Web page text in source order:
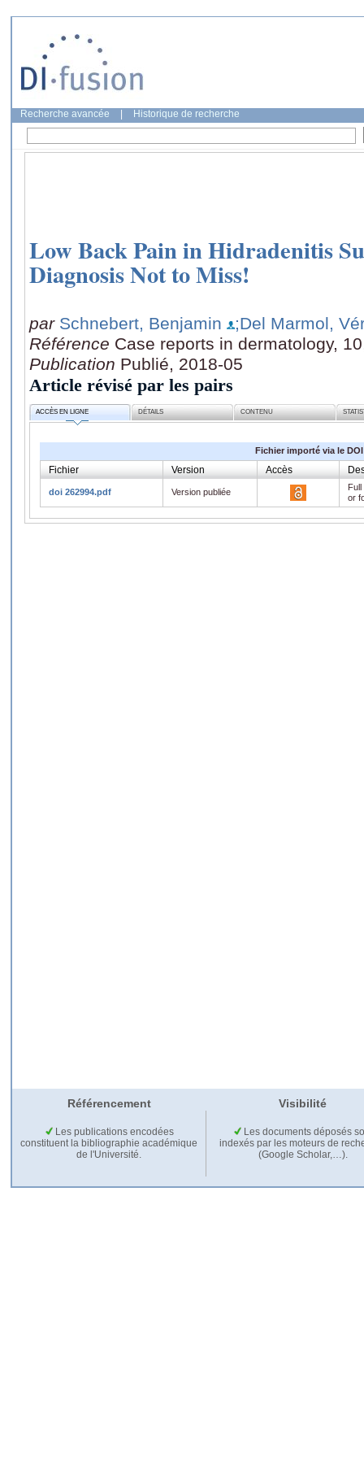
Recherche avancée Historique de recherche
Low Back Pain in Hidradenitis
Diagnosis Not to Miss!
par Schnebert, Benjamin
;Del Marmol,
Référence Case reports in dermatology,
Publication Publié, 2018-05
Article révisé par les pairs
ACCÈS EN LIGNE DÉTAILS CONTENU
Fichier importé via le DOI
Fichier Version Accès
doi 262994.pdf Version publiée
or
Référencement Visibilité
Les publications encodées
constituent la bibliographie académique
de l'Université.
Les documents déposés
indexés par les moteurs de
(Google Scholar,…).